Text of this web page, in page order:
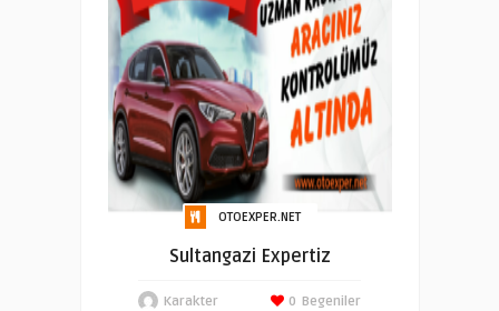
OTOEXPER.NET
Sultangazi Expertiz
Karakter Begeniler
0